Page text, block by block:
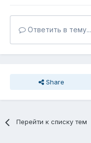
Ответить в тему...
Share
Перейти к списку тем